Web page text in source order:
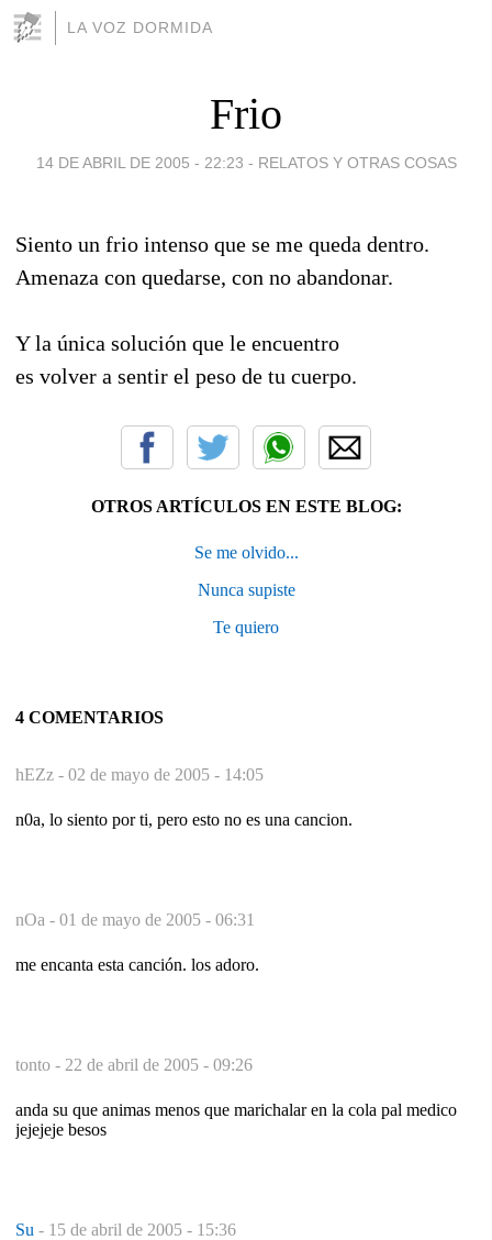
LA VOZ DORMIDA
Frio
14 DE ABRIL DE 2005 - 22:23 - RELATOS Y OTRAS COSAS
Siento un frio intenso que se me queda dentro.
Amenaza con quedarse, con no abandonar.
Y la única solución que le encuentro
es volver a sentir el peso de tu cuerpo.
OTROS ARTÍCULOS EN ESTE BLOG:
Se me olvido...
Nunca supiste
Te quiero
4 COMENTARIOS
hEZz - 02 de mayo de 2005 - 14:05
n0a, lo siento por ti, pero esto no es una cancion.
nOa - 01 de mayo de 2005 - 06:31
me encanta esta canción. los adoro.
tonto - 22 de abril de 2005 - 09:26
anda su que animas menos que marichalar en la cola pal medico
jejejeje besos
Su - 15 de abril de 2005 - 15:36